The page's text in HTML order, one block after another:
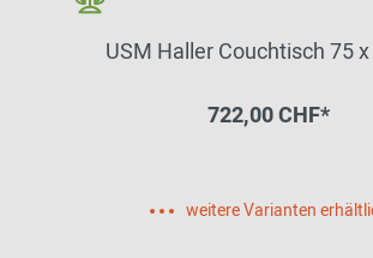
USM Haller Couchtisch 75
722,00 CHF*
weitere Varianten